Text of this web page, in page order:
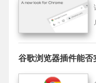
谷歌浏览器插件能否